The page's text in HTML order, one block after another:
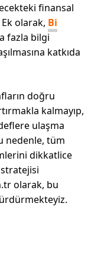
finansal
olarak, Bi
fazla bilgi
katkıda
doğru
kalmayıp,
ulaşma
nedenle, tüm
dikkatlice
olarak, bu